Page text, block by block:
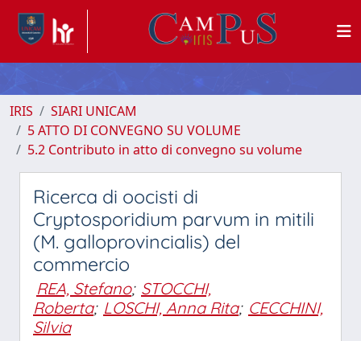
IRIS
SIARI UNICAM
5 ATTO DI CONVEGNO SU VOLUME
5.2 Contributo in atto di convegno su volume
Ricerca di oocisti di
Cryptosporidium parvum in mitili
(M. galloprovincialis) del
commercio
REA, Stefano; STOCCHI,
Roberta; LOSCHI, Anna Rita; CECCHINI,
Silvia